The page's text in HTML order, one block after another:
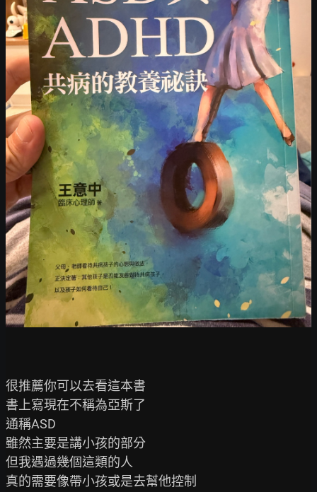
很推薦你可以去看這本書
書上寫現在不稱為亞斯了
通稱ASD
雖然主要是講小孩的部分
但我遇過幾個這類的人
真的需要像帶小孩或是去幫他控制